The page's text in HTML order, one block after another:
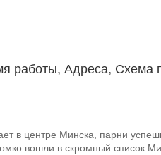
работы, Адреса, Схема
в центре Минска, парни
вошли в скромный список